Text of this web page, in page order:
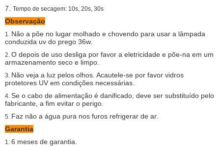
7. Tempo de secagem: 10s, 20s, 30s
Observação
1. Não a põe no lugar molhado e chovendo para usar a lâmpada
conduzida uv do prego 36w.
2. O depois de uso desliga por favor a eletricidade e põe-na em um
armazenamento seco e limpo.
3. Não veja a luz pelos olhos. Acautele-se por favor vidros
protetores UV em condições necessárias.
4. Se o cabo de alimentação é danificado, deve ser substituído pelo
fabricante, a fim evitar o perigo.
5. Faz não a água pura nos furos refrigerar de ar.
Garantia
1. 6 meses de garantia.